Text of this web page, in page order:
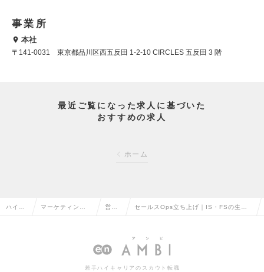
事業所
本社
〒141-0031 東京都品川区西五反田 1-2-10 CIRCLES 五反田 3 階
最近ご覧になった求人に基づいた
おすすめの求人
ホーム
ハイク マーケティン 営業
の転
セールスOps立ち上げ｜IS・FSの生産
ナー候補を募集！の求人情報
若手ハイキャリアのスカウト転職